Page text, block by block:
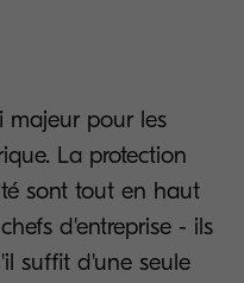
majeur pour les
La protection
sont tout en haut
d'entreprise - ils
suffit d'une seule